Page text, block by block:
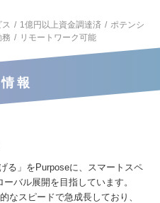
ス 1億円以上資金調達済
ポテンシ
務 リモートワーク可能
報
る」をPurposeに、スマートスペ
バル展開を目指しています。
なスピードで急成長しており、